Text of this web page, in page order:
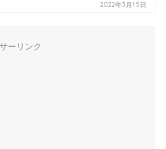
2022年3月15日
ーリンク